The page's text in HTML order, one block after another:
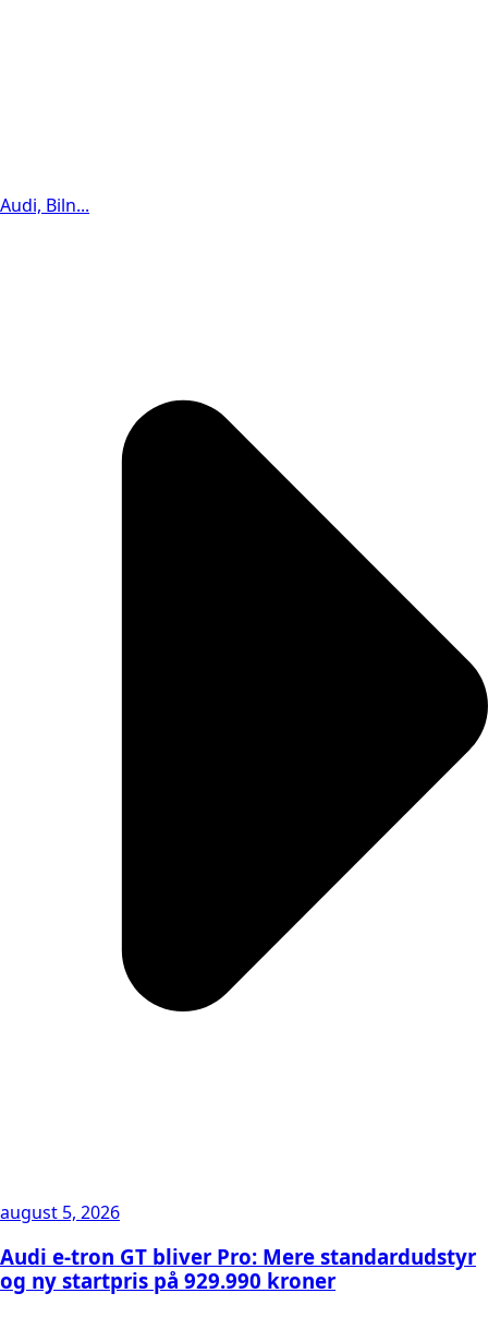
Audi, Biln...
august 5, 2026
Audi e-tron GT bliver Pro: Mere standardudstyr
og ny startpris på 929.990 kroner